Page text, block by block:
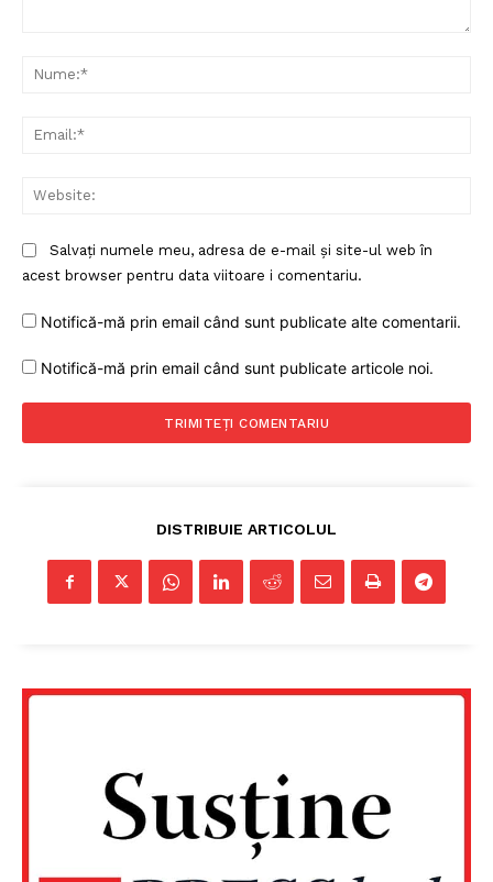
Salvați numele meu, adresa de e-mail și site-ul web în
acest browser pentru data viitoare i comentariu.
Notifică-mă prin email când sunt publicate alte comentarii.
Notifică-mă prin email când sunt publicate articole noi.
DISTRIBUIE ARTICOLUL